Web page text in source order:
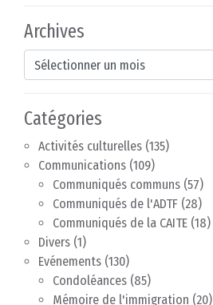
Archives
Archives
Catégories
Activités culturelles (135)
Communications (109)
Communiqués communs (57)
Communiqués de l'ADTF (28)
Communiqués de la CAITE (18)
Divers (1)
Evénements (130)
Condoléances (85)
Mémoire de l'immigration (20)